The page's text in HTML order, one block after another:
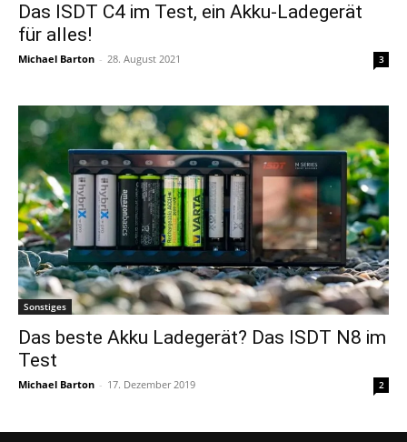
Das ISDT C4 im Test, ein Akku-Ladegerät
für alles!
Michael Barton - 28. August 2021 3
Sonstiges
Das beste Akku Ladegerät? Das ISDT N8 im
Test
Michael Barton - 17. Dezember 2019 2